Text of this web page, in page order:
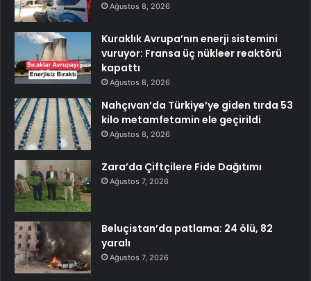
Ağustos 8, 2026
Kuraklık Avrupa’nın enerji sistemini
vuruyor: Fransa üç nükleer reaktörü
kapattı
Ağustos 8, 2026
Nahçıvan’da Türkiye’ye giden tırda 53
kilo metamfetamin ele geçirildi
Ağustos 8, 2026
Zara’da Çiftçilere Fide Dağıtımı
Ağustos 7, 2026
Beluçistan’da patlama: 24 ölü, 82
yaralı
Ağustos 7, 2026